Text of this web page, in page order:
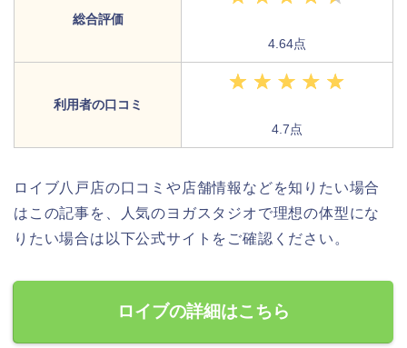
総合評価
4.64点
利用者の口コミ
4.7点
ロイブ八戸店の口コミや店舗情報などを知りたい場合
はこの記事を、人気のヨガスタジオで理想の体型にな
りたい場合は以下公式サイトをご確認ください。
ロイブの詳細はこちら